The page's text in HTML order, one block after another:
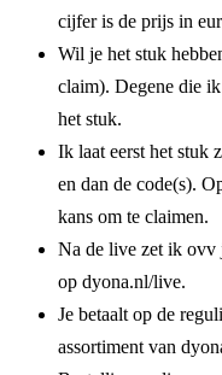
cijfer is de prijs in
Wil je het stuk
claim). Degene die
het stuk.
Ik laat eerst het stuk
en dan de code(s).
kans om te claimen.
Na de live zet ik ovv
op dyona.nl/live.
Je betaalt op de
assortiment van